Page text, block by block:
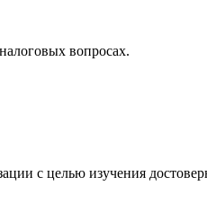
вопросах.
с целью изучения